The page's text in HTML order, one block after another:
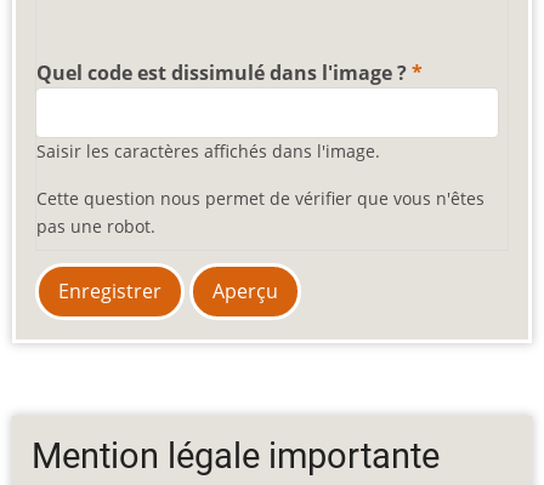
Quel code est dissimulé dans l'image ?
Saisir les caractères affichés dans l'image.
Cette question nous permet de vérifier que vous n'êtes
pas une robot.
Mention légale importante